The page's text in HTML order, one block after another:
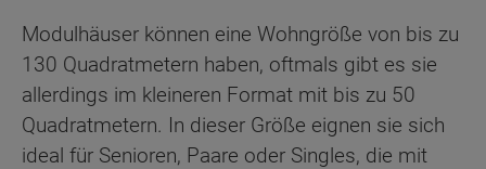
Modulhäuser können eine Wohngröße von bis zu
130 Quadratmetern haben, oftmals gibt es sie
allerdings im kleineren Format mit bis zu 50
Quadratmetern. In dieser Größe eignen sie sich
ideal für Senioren, Paare oder Singles, die mit